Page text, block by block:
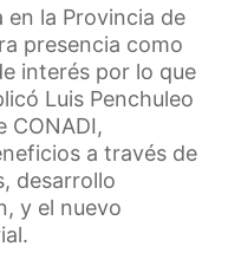
en la Provincia de
presencia como
interés por lo que
Luis Penchuleo
CONADI,
a través de
desarrollo
y el nuevo